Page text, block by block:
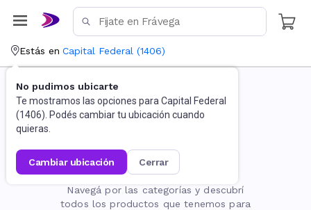
Estás en Capital Federal (1406)
No pudimos ubicarte
Te mostramos las opciones para Capital Federal
(1406). Podés cambiar tu ubicación cuando
quieras.
cambiar ubicación cerrar
La página no existe
Navegá por las categorías y descubrí
todos los productos que tenemos para